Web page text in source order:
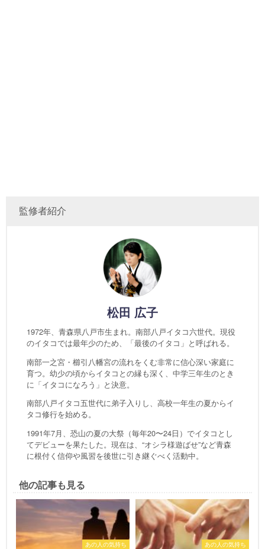
監修者紹介
松田 広子
1972年、青森県八戸市生まれ。南部八戸イタコ六世代。現役
のイタコでは最年少のため、「最後のイタコ」と呼ばれる。
南部一之宮・櫛引八幡宮の流れをくむ非常に信心深い家庭に
育つ。幼少の頃からイタコとの縁も深く、中学三年生のとき
に「イタコになろう」と決意。
南部八戸イタコ五世代に弟子入りし、高校一年生の夏からイ
タコ修行を始める。
1991年7月、恐山の夏の大祭（毎年20〜24日）でイタコとし
てデビューを果たした。現在は、“オシラ様遊ばせ”など青森
に根付く信仰や風習を後世に引き継ぐべく活動中。
他の記事も見る
あの人の気持ち あの人の気持ち